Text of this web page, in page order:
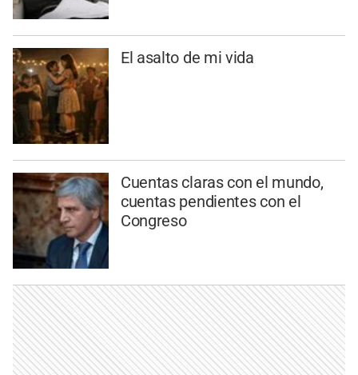
El asalto de mi vida
Cuentas claras con el mundo,
cuentas pendientes con el
Congreso